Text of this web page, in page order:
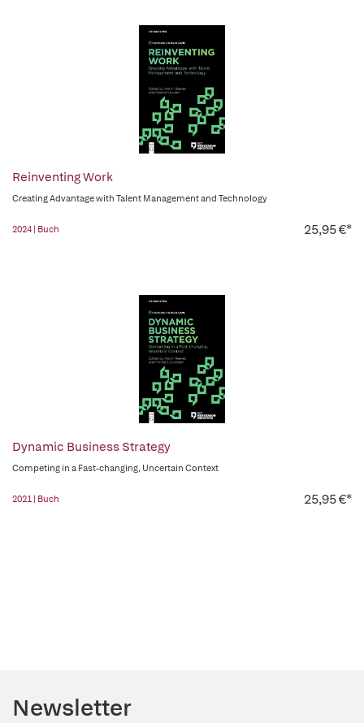
Reinventing Work
Creating Advantage with Talent Management and Technology
2024 | Buch 25,95 €*
Dynamic Business Strategy
Competing in a Fast-changing, Uncertain Context
2021 | Buch 25,95 €*
Newsletter